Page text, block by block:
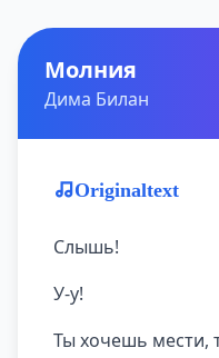
Молния
Дима Билан
Originaltext
Слышь!
У-у!
Ты хочешь мести,